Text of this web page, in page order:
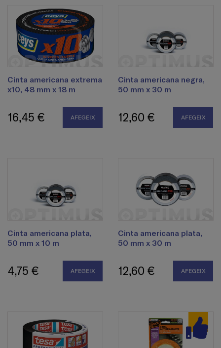
Cinta americana extrema
x10, 48 mm x 18 m
16,45 € AFEGEIX
Cinta americana negra,
50 mm x 30 m
12,60 € AFEGEIX
Cinta americana plata,
50 mm x 10 m
4,75 € AFEGEIX
Cinta americana plata,
50 mm x 30 m
12,60 € AFEGEIX